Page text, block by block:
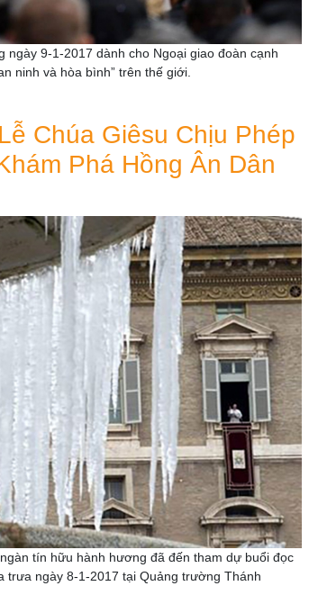
ngày 9-1-2017 dành cho Ngoại giao đoàn cạnh
ninh và hòa bình” trên thế giới.
Chúa Giêsu Chịu Phép
Phá Hồng Ân Dân
tín hữu hành hương đã đến tham dự buổi đọc
trưa ngày 8-1-2017 tại Quảng trường Thánh